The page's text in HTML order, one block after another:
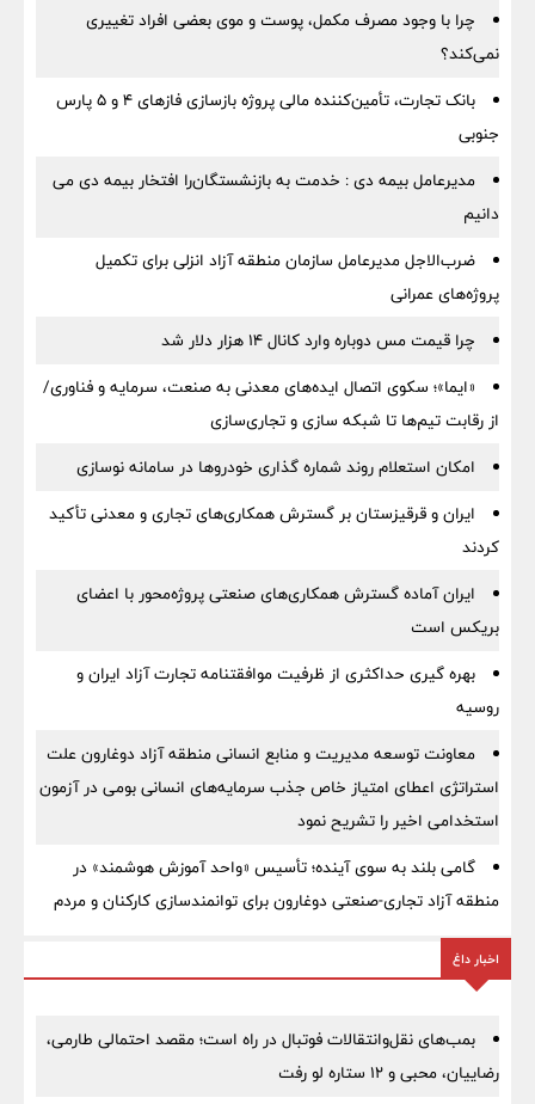
چرا با وجود مصرف مکمل، پوست و موی بعضی افراد تغییری
نمی‌کند؟
بانک تجارت، تأمین‌کننده مالی پروژه بازسازی فازهای ۴ و ۵ پارس
جنوبی
مدیرعامل بیمه دی : خدمت به بازنشستگان‌را افتخار بیمه دی می
دانیم
ضرب‌الاجل مدیرعامل سازمان منطقه آزاد انزلی برای تكمیل
پروژه‌های عمرانی
چرا قیمت مس دوباره وارد کانال ۱۴ هزار دلار شد
«ایما»؛ سکوی اتصال ایده‌های معدنی به صنعت، سرمایه و فناوری/
از رقابت تیم‌ها تا شبکه سازی و تجاری‌سازی
امکان استعلام روند شماره گذاری خودروها در سامانه نوسازی
ایران و قرقیزستان بر گسترش همکاری‌های تجاری و معدنی تأکید
کردند
ایران آماده گسترش همکاری‌های صنعتی پروژه‌محور با اعضای
بریکس است
بهره گیری حداکثری از ظرفیت موافقتنامه تجارت آزاد ایران و
روسیه
معاونت توسعه مدیریت و منابع انسانی منطقه آزاد دوغارون علت
استراتژی اعطای امتیاز خاص جذب سرمایه‌های انسانی بومی در آزمون
استخدامی اخیر را تشریح نمود
گامی بلند به سوی آینده؛ تأسیس «واحد آموزش هوشمند» در
منطقه آزاد تجاری-صنعتی دوغارون برای توانمندسازی کارکنان و مردم
اخبار داغ
بمب‌های نقل‌وانتقالات فوتبال در راه است؛ مقصد احتمالی طارمی،
رضاییان، محبی و ۱۲ ستاره لو رفت